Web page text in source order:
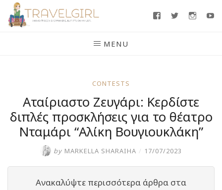
Skip
FacebookTwitter
MENU
CONTESTS
Αταίριαστο Ζευγάρι: Κερδίστε
διπλές προσκλήσεις για το θέατρο
Νταμάρι “Αλίκη Βουγιουκλάκη”
by MARKELLA SHARAIHA / 17/07/2023
Ανακαλύψτε περισσότερα άρθρα στα